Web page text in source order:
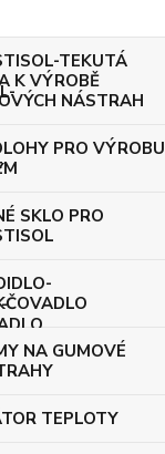
TEKUTÁ
K VÝROBĚ
NÁSTRAH
PRO VÝROBU
SKLO PRO
NA GUMOVÉ
TEPLOTY